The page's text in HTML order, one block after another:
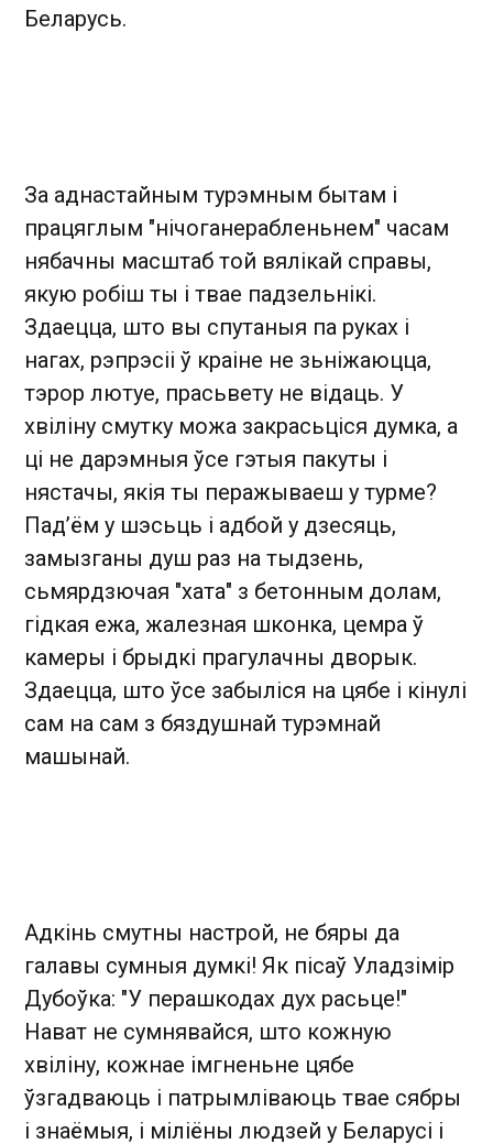
Беларусь.
За аднастайным турэмным бытам і
працяглым "нічоганерабленьнем" часам
нябачны масштаб той вялікай справы,
якую робіш ты і твае падзельнікі.
Здаецца, што вы спутаныя па руках і
нагах, рэпрэсіі ў краіне не зьніжаюцца,
тэрор лютуе, прасьвету не відаць. У
хвіліну смутку можа закрасьціся думка, а
ці не дарэмныя ўсе гэтыя пакуты і
нястачы, якія ты перажываеш у турме?
Пад’ём у шэсьць і адбой у дзесяць,
замызганы душ раз на тыдзень,
сьмярдзючая "хата" з бетонным долам,
гідкая ежа, жалезная шконка, цемра ў
камеры і брыдкі прагулачны дворык.
Здаецца, што ўсе забыліся на цябе і кінулі
сам на сам з бяздушнай турэмнай
машынай.
Адкінь смутны настрой, не бяры да
галавы сумныя думкі! Як пісаў Уладзімір
Дубоўка: "У перашкодах дух расьце!"
Нават не сумнявайся, што кожную
хвіліну, кожнае імгненьне цябе
ўзгадваюць і патрымліваюць твае сябры
і знаёмыя, і міліёны людзей у Беларусі і